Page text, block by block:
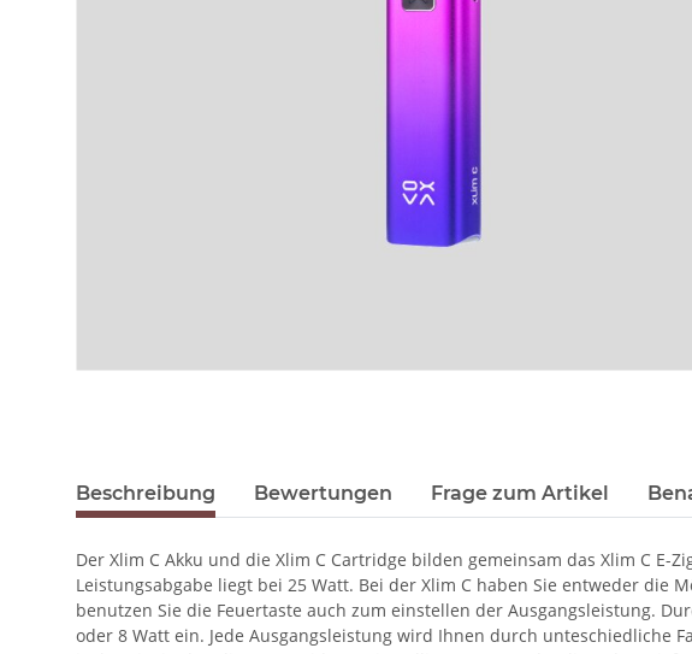
Beschreibung Bewertungen Frage zum Artikel
Der Xlim C Akku und die Xlim C Cartridge bilden gemeinsam das Xlim C E-
Leistungsabgabe liegt bei 25 Watt. Bei der Xlim C haben Sie entweder
benutzen Sie die Feuertaste auch zum einstellen der Ausgangsleistung.
oder 8 Watt ein. Jede Ausgangsleistung wird Ihnen durch unteschiedliche